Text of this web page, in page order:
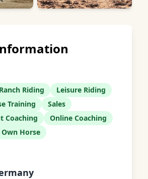
Ranch Riding
Leisure Riding
Training
Sales
Coaching
Online Coaching
Horse